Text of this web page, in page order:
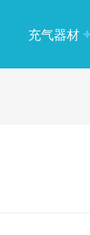
充气器材